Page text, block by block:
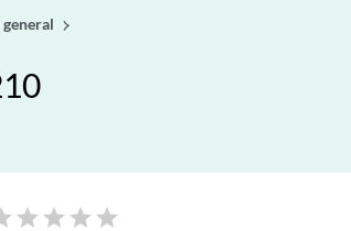
star star star star